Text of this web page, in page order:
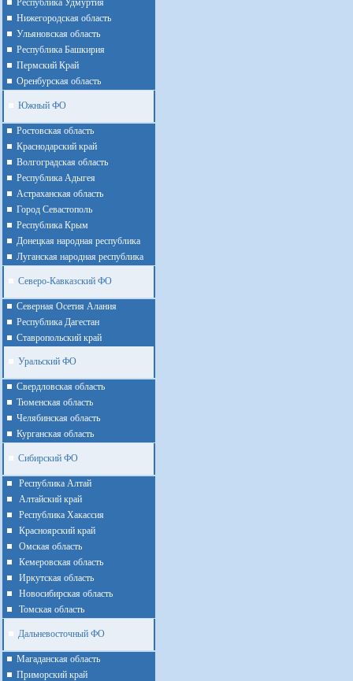
Республика Удмуртия
Нижегородская область
Ульяновская область
Республика Башкирия
Пермский Край
Оренбурская область
Южный ФО
Ростовская область
Краснодарский край
Волгоградская область
Республика Адыгея
Астраханская область
Город Севастополь
Республика Крым
Донецкая народная республика
Луганская народная республика
Северо-Кавказский ФО
Северная Осетия Алания
Республика Дагестан
Ставропольский край
Уральский ФО
Cвердловская область
Тюменская область
Челябинская область
Курганская область
Сибирский ФО
Республика Алтай
Алтайcкий край
Республика Хакассия
Красноярский край
Омская область
Кемеровская область
Иркутская область
Новосибирская область
Томская область
Дальневосточный ФО
Магаданская область
Приморский край